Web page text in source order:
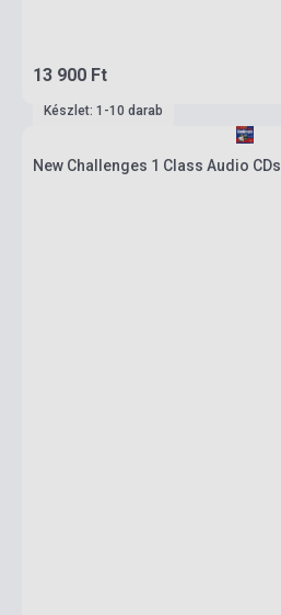
13 900 Ft
Készlet: 1-10 darab
New Challenges 1 Class Audio CDs